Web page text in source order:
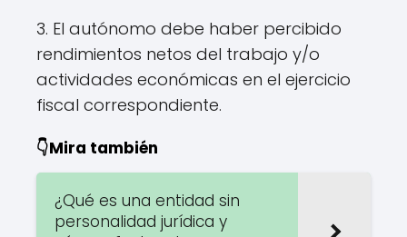
3. El autónomo debe haber percibido
rendimientos netos del trabajo y/o
actividades económicas en el ejercicio
fiscal correspondiente.
👇Mira también
¿Qué es una entidad sin
personalidad jurídica y